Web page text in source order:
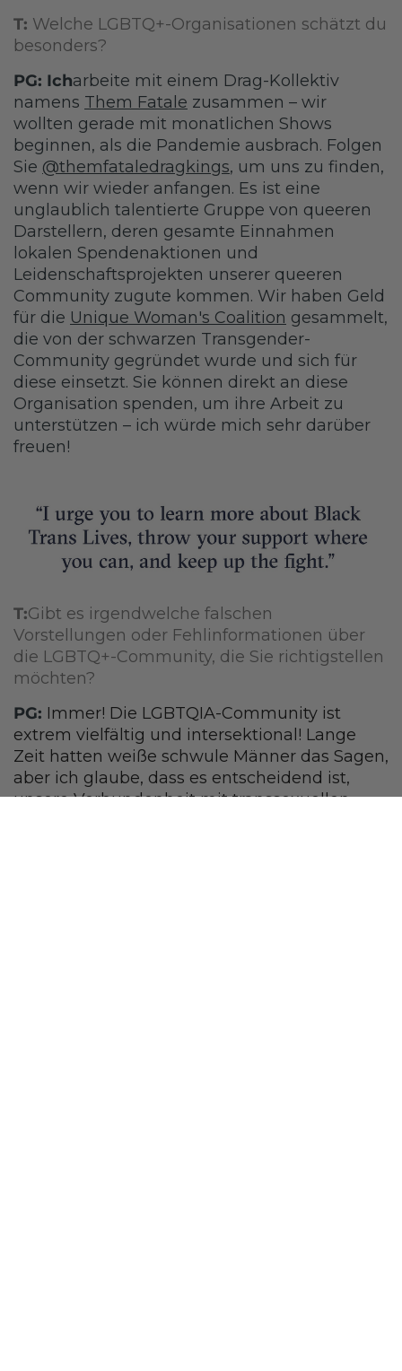
T: Welche LGBTQ+-Organisationen schätzt du
besonders?
PG: Icharbeite mit einem Drag-Kollektiv
namens Them Fatale zusammen – wir
wollten gerade mit monatlichen Shows
beginnen, als die Pandemie ausbrach. Folgen
Sie @themfataledragkings, um uns zu finden,
wenn wir wieder anfangen. Es ist eine
unglaublich talentierte Gruppe von queeren
Darstellern, deren gesamte Einnahmen
lokalen Spendenaktionen und
Leidenschaftsprojekten unserer queeren
Community zugute kommen. Wir haben Geld
für die Unique Woman's Coalition gesammelt,
die von der schwarzen Transgender-
Community gegründet wurde und sich für
diese einsetzt. Sie können direkt an diese
Organisation spenden, um ihre Arbeit zu
unterstützen – ich würde mich sehr darüber
freuen!
T:Gibt es irgendwelche falschen
Vorstellungen oder Fehlinformationen über
die LGBTQ+-Community, die Sie richtigstellen
möchten?
PG: Immer! Die LGBTQIA-Community ist
extrem vielfältig und intersektional! Lange
Zeit hatten weiße schwule Männer das Sagen,
aber ich glaube, dass es entscheidend ist,
unsere Verbundenheit mit transsexuellen